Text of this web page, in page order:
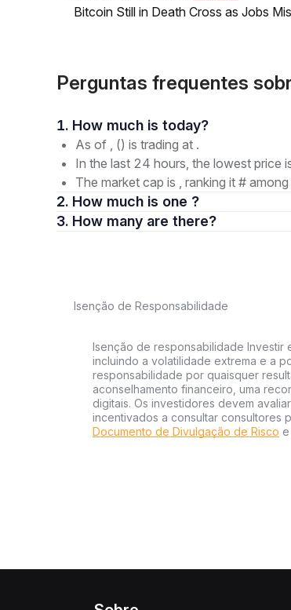
Bitcoin Still in Death Cross as Jobs
Perguntas frequentes
1. How much is today?
As of , () is trading at .
In the last 24 hours, the lowest price
The market cap is , ranking it #
2. How much is one ?
3. How many are there?
Isenção de Responsabilidade
Isenção de responsabilidade Investir
incluindo a volatilidade extrema e a
responsabilidade por quaisquer
aconselhamento financeiro, uma
digitais. Os investidores devem
incentivados a consultar consultores
Documento de Divulgação de Risco